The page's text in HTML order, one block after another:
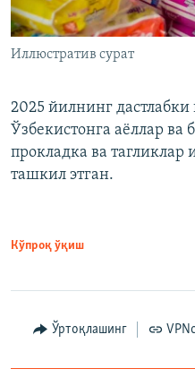
Иллюстратив сурат
2025 йилнинг
Ўзбекистонга аёллар ва
прокладка ва тагликлар
ташкил этган.
Кўпроқ ўқиш
Ўртоқлашинг